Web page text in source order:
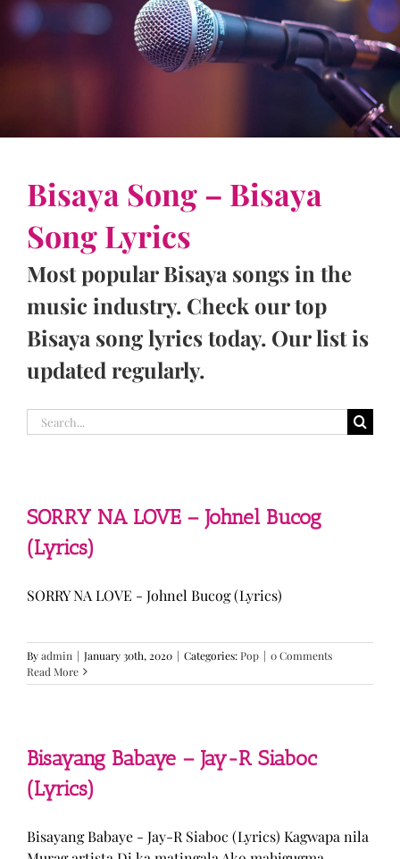
Bisaya Song – Bisaya
Song Lyrics
Most popular Bisaya songs in the
music industry. Check our top
Bisaya song lyrics today. Our list is
updated regularly.
Search
for:
SORRY NA LOVE – Johnel Bucog
(Lyrics)
SORRY NA LOVE - Johnel Bucog (Lyrics)
Byadmin | January 30th, 2020 | Categories:Pop | 0 Comments
Read More
Bisayang Babaye – Jay-R Siaboc
(Lyrics)
Bisayang Babaye - Jay-R Siaboc (Lyrics) Kagwapa nila